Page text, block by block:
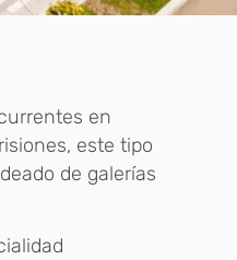
en
este tipo
de galerías